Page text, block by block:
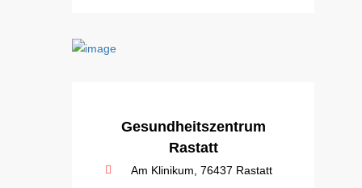
Gesundheitszentrum
Rastatt
Am Klinikum, 76437 Rastatt